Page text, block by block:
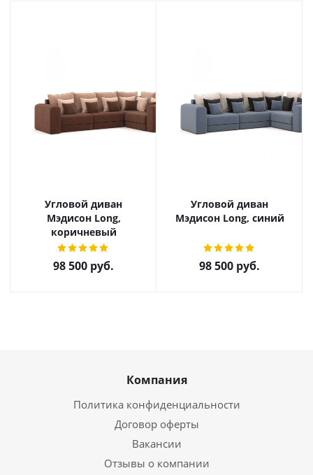
Угловой диван
Мэдисон Long,
коричневый
98 500 руб.
Угловой диван
Мэдисон Long, синий
98 500 руб.
Компания
Политика конфиденциальности
Договор оферты
Вакансии
Отзывы о компании